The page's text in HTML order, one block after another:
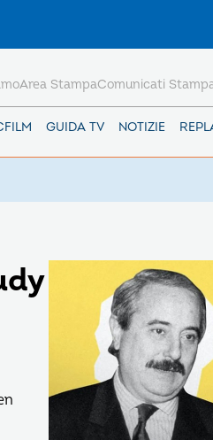
GUIDA TV NOTIZIE
Area StampaComunicati